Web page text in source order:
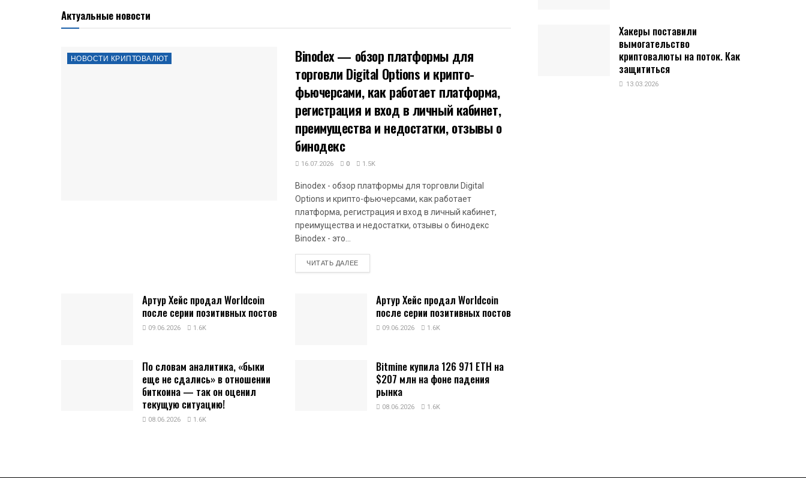
Актуальные новости
НОВОСТИ КРИПТОВАЛЮТ
Binodex — обзор платформы для
торговли Digital Options и крипто-
фьючерсами, как работает платформа,
регистрация и вход в личный кабинет,
преимущества и недостатки, отзывы о
бинодекс
16.07.2026 0 1.5K
Binodex - обзор платформы для торговли Digital
Options и крипто-фьючерсами, как работает
платформа, регистрация и вход в личный кабинет,
преимущества и недостатки, отзывы о бинодекс
Binodex - это...
ЧИТАТЬ ДАЛЕЕDETAILS
Артур Хейс продал Worldcoin
после серии позитивных постов
09.06.2026 1.6K
Артур Хейс продал Worldcoin
после серии позитивных постов
09.06.2026 1.6K
По словам аналитика, «быки
еще не сдались» в отношении
биткоина — так он оценил
текущую ситуацию!
08.06.2026 1.6K
Bitmine купила 126 971 ETH на
$207 млн на фоне падения
рынка
08.06.2026 1.6K
Хакеры поставили
вымогательство
криптовалюты на поток. Как
защититься
13.03.2026